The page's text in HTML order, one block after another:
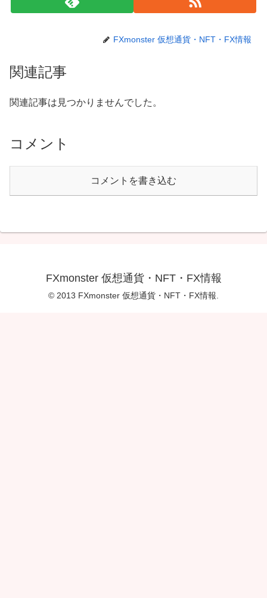
FXmonster 仮想通貨・NFT・FX情報
関連記事
関連記事は見つかりませんでした。
コメント
コメントを書き込む
FXmonster 仮想通貨・NFT・FX情報
© 2013 FXmonster 仮想通貨・NFT・FX情報.